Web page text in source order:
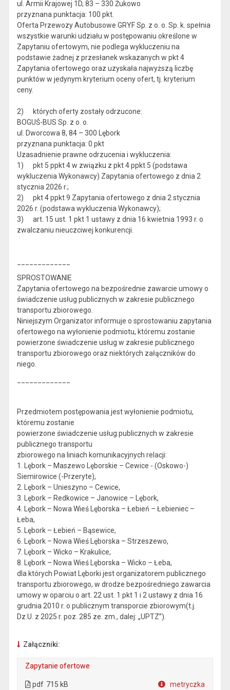
ul. Armii Krajowej 1D, 83 – 330 Żukowo
przyznana punktacja: 100 pkt.
Oferta Przewozy Autobusowe GRYF Sp. z o. o. Sp. k. spełnia
wszystkie warunki udziału w postępowaniu określone w
Zapytaniu ofertowym, nie podlega wykluczeniu na
podstawie żadnej z przesłanek wskazanych w pkt 4
Zapytania ofertowego oraz uzyskała najwyższą liczbę
punktów w jedynym kryterium oceny ofert, tj. kryterium
ceny.
2) których oferty zostały odrzucone:
BOGUŚ-BUS Sp. z o. o.
ul. Dworcowa 8, 84 – 300 Lębork
przyznana punktacja: 0 pkt
Uzasadnienie prawne odrzucenia i wykluczenia:
1) pkt 5 ppkt 4 w związku z pkt 4 ppkt 5 (podstawa
wykluczenia Wykonawcy) Zapytania ofertowego z dnia 2
stycznia 2026 r.;
2) pkt 4 ppkt 9 Zapytania ofertowego z dnia 2 stycznia
2026 r. (podstawa wykluczenia Wykonawcy);
3) art. 15 ust. 1 pkt 1 ustawy z dnia 16 kwietnia 1993 r. o
zwalczaniu nieuczciwej konkurencji.
SPROSTOWANIE
Zapytania ofertowego na bezpośrednie zawarcie umowy o
świadczenie usług publicznych w zakresie publicznego
transportu zbiorowego.
Niniejszym Organizator informuje o sprostowaniu zapytania
ofertowego na wyłonienie podmiotu, któremu zostanie
powierzone świadczenie usług w zakresie publicznego
transportu zbiorowego oraz niektórych załączników do
niego.
Przedmiotem postępowania jest wyłonienie podmiotu,
któremu zostanie
powierzone świadczenie usług publicznych w zakresie
publicznego transportu
zbiorowego na liniach komunikacyjnych relacji:
1. Lębork – Maszewo Lęborskie – Cewice - (Oskowo-)
Siemirowice (-Przeryte),
2. Lębork – Unieszyno – Cewice,
3. Lębork – Redkowice – Janowice – Lębork,
4. Lębork – Nowa Wieś Lęborska – Łebień – Łebieniec –
Łeba,
5. Lębork – Łebień – Bąsewice,
6. Lębork – Nowa Wieś Lęborska – Strzeszewo,
7. Lębork – Wicko – Krakulice,
8. Lębork – Nowa Wieś Lęborska – Wicko – Łeba,
dla których Powiat Lęborki jest organizatorem publicznego
transportu zbiorowego, w drodze bezpośredniego zawarcia
umowy w oparciu o art. 22 ust. 1 pkt 1 i 2 ustawy z dnia 16
grudnia 2010 r. o publicznym transporcie zbiorowym(t.j.
Dz.U. z 2025 r. poz. 285 ze. zm., dalej: „UPTZ”).
Załączniki:
Zapytanie ofertowe
pdf 715 kB metryczka